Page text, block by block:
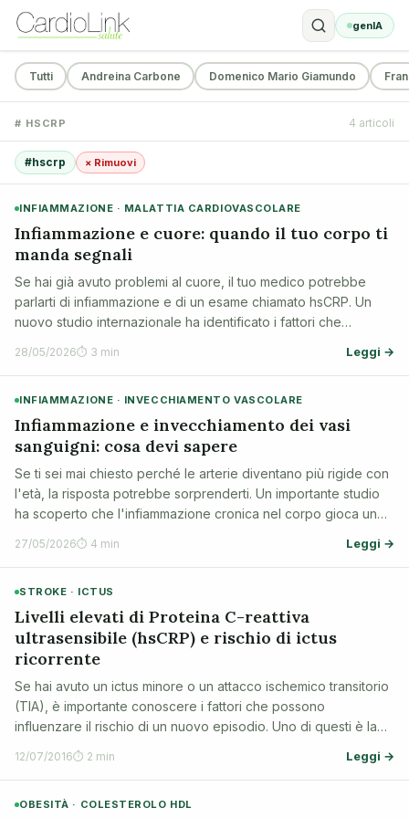
genIA
Tutti Andreina Carbone Domenico Mario Giamundo
# HSCRP 4 articoli
#hscrp × Rimuovi
INFIAMMAZIONE · MALATTIA CARDIOVASCOLARE
Infiammazione e cuore: quando il tuo corpo ti
manda segnali
Se hai già avuto problemi al cuore, il tuo medico potrebbe
parlarti di infiammazione e di un esame chiamato hsCRP. Un
nuovo studio internazionale ha identificato i fattori che
aumentano l'infiammazione nel corpo, aiutando a capire
meglio chi ha bisogno di cont…
28/05/2026⏱ 3 min Leggi →
INFIAMMAZIONE · INVECCHIAMENTO VASCOLARE
Infiammazione e invecchiamento dei vasi
sanguigni: cosa devi sapere
Se ti sei mai chiesto perché le arterie diventano più rigide con
l'età, la risposta potrebbe sorprenderti. Un importante studio
ha scoperto che l'infiammazione cronica nel corpo gioca un
ruolo chiave in questo processo, soprattutto negli uomini.
Capire questo …
27/05/2026⏱ 4 min Leggi →
STROKE · ICTUS
Livelli elevati di Proteina C-reattiva
ultrasensibile (hsCRP) e rischio di ictus
ricorrente
Se hai avuto un ictus minore o un attacco ischemico transitorio
(TIA), è importante conoscere i fattori che possono
influenzare il rischio di un nuovo episodio. Uno di questi è la
proteina C-reattiva ultrasensibile (hsCRP), un indicatore di
infiammazione nel c…
12/07/2016⏱ 2 min Leggi →
OBESITÀ · COLESTEROLO HDL